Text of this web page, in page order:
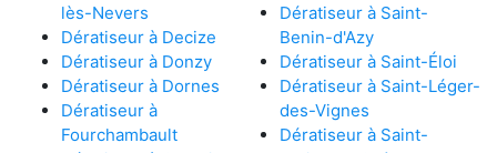
lès-Nevers
Dératiseur à Decize
Dératiseur à Donzy
Dératiseur à Dornes
Dératiseur à
Fourchambault
Dératiseur à Saint-
Benin-d'Azy
Dératiseur à Saint-Éloi
Dératiseur à Saint-Léger-
des-Vignes
Dératiseur à Saint-